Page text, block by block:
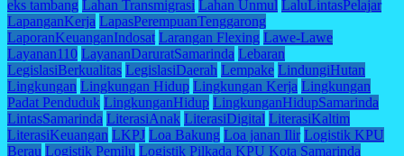
eks tambang Lahan Transmigrasi Lahan Unmul LaluLintasPelajar
LapanganKerja LapasPerempuanTenggarong
LaporanKeuanganIndosat Larangan Flexing Lawe-Lawe
Layanan110 LayananDaruratSamarinda Lebaran
LegislasiBerkualitas LegislasiDaerah Lempake LindungiHutan
Lingkungan Lingkungan Hidup Lingkungan Kerja Lingkungan
Padat Penduduk LingkunganHidup LingkunganHidupSamarinda
LintasSamarinda LiterasiAnak LiterasiDigital LiterasiKaltim
LiterasiKeuangan LKPJ Loa Bakung Loa janan Ilir Logistik KPU
Berau Logistik Pemilu Logistik Pilkada KPU Kota Samarinda